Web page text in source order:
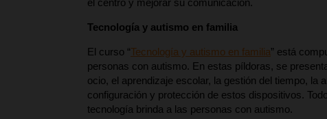
el centro y mejorar su comunicación.
Tecnología y autismo en familia
El curso “Tecnología y autismo en familia” está
personas con autismo. En estas píldoras, se
ocio, el aprendizaje escolar, la gestión del tiempo,
configuración y protección de estos dispositivos.
tecnología brinda a las personas con autismo.